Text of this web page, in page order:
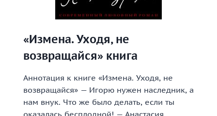
«Измена. Уходя, не
возвращайся» книга
Аннотация к книге «Измена. Уходя, не
возвращайся» — Игорю нужен наследник, а
нам внук. Что же было делать, если ты
оказалась бесплодной! — Анастасия